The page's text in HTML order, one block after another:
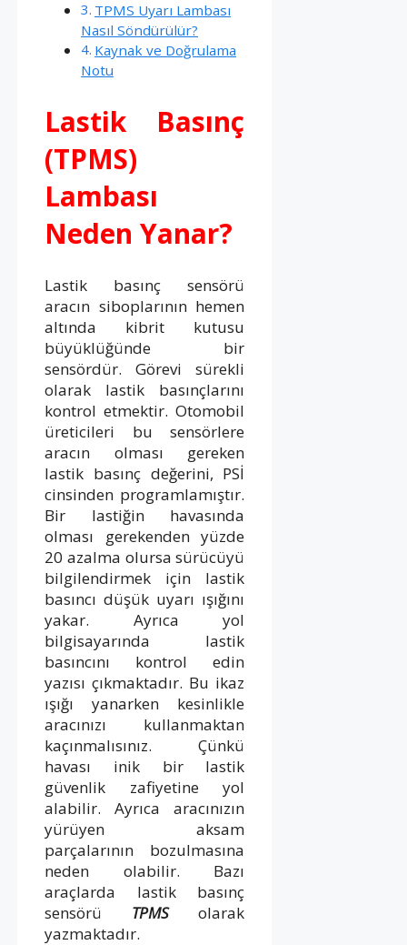
TPMS Uyarı Lambası
Nasıl Söndürülür?
Kaynak ve Doğrulama
Notu
Lastik Basınç
(TPMS)
Lambası
Neden Yanar?
Lastik basınç sensörü
aracın siboplarının hemen
altında kibrit kutusu
büyüklüğünde bir
sensördür. Görevi sürekli
olarak lastik basınçlarını
kontrol etmektir. Otomobil
üreticileri bu sensörlere
aracın olması gereken
lastik basınç değerini, PSİ
cinsinden programlamıştır.
Bir lastiğin havasında
olması gerekenden yüzde
20 azalma olursa sürücüyü
bilgilendirmek için lastik
basıncı düşük uyarı ışığını
yakar. Ayrıca yol
bilgisayarında lastik
basıncını kontrol edin
yazısı çıkmaktadır. Bu ikaz
ışığı yanarken kesinlikle
aracınızı kullanmaktan
kaçınmalısınız. Çünkü
havası inik bir lastik
güvenlik zafiyetine yol
alabilir. Ayrıca aracınızın
yürüyen aksam
parçalarının bozulmasına
neden olabilir. Bazı
araçlarda lastik basınç
sensörü TPMSolarak
yazmaktadır.